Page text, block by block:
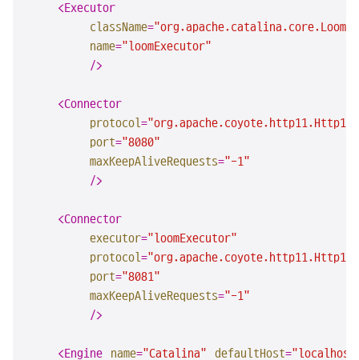
<Executor
className=
name="loomExecutor"
/>
<Connector
protocol=
port="8080"
maxKeepAliveRequests="-1"
/>
<Connector
executor="loomExecutor"
protocol=
port="8081"
maxKeepAliveRequests="-1"
/>
<Engine name="Catalina" defaultHost=